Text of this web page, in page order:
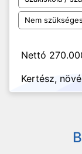
Nem
Nettó
Kertész,